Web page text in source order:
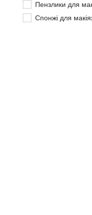
Пензлики для
Спонжі для